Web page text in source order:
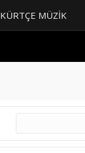
KÜRTÇE MÜZIK
Arama: